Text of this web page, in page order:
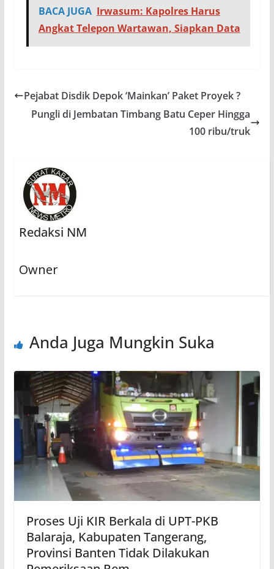
BACA JUGA Irwasum: Kapolres Harus
Angkat Telepon Wartawan, Siapkan Data
Pejabat Disdik Depok ‘Mainkan’ Paket Proyek ?
Pungli di Jembatan Timbang Batu Ceper Hingga
100 ribu/truk
Redaksi NM
Owner
Anda Juga Mungkin Suka
Proses Uji KIR Berkala di UPT-PKB
Balaraja, Kabupaten Tangerang,
Provinsi Banten Tidak Dilakukan